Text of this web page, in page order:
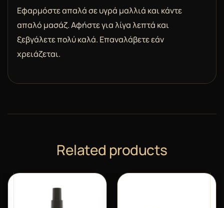
Εφαρμόστε απαλά σε υγρά μαλλιά και κάντε
απαλό μασάζ. Αφήστε για λίγα λεπτά και
ξεβγάλετε πολύ καλά. Επαναλάβετε εάν
χρειάζεται.
Related products